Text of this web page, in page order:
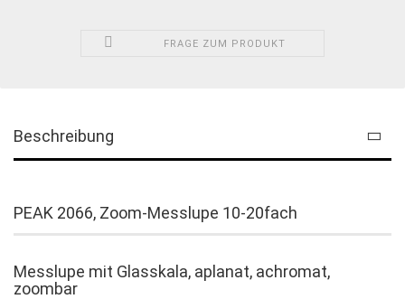
FRAGE ZUM PRODUKT
Beschreibung
PEAK 2066, Zoom-Messlupe 10-20fach
Messlupe mit Glasskala, aplanat, achromat,
zoombar